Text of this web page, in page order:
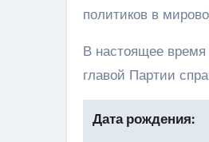
политиков в
В настоящее время
главой Партии
Дата рождения: